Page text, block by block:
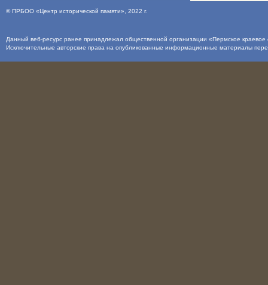
©ПРБОО «Центр исторической памяти» , 2022 г.
Данный веб-ресурс ранее принадлежал общественной организации «Пермское
Исключительные авторские права на опубликованные информационные материалы